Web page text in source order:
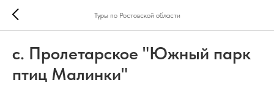
Туры по Ростовской области
с. Пролетарское "Южный парк
птиц Малинки"